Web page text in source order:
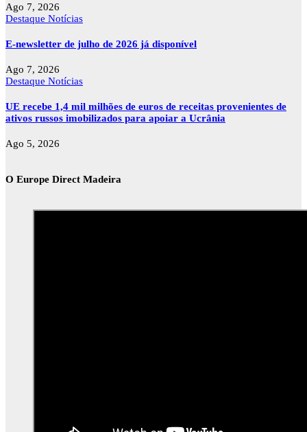
Ago 7, 2026
Destaque Notícias
E-newsletter de julho de 2026 já disponível
Ago 7, 2026
Destaque Notícias
UE recebe 1,4 mil milhões de euros de receitas provenientes de
ativos russos imobilizados para apoiar a Ucrânia
Ago 5, 2026
O Europe Direct Madeira